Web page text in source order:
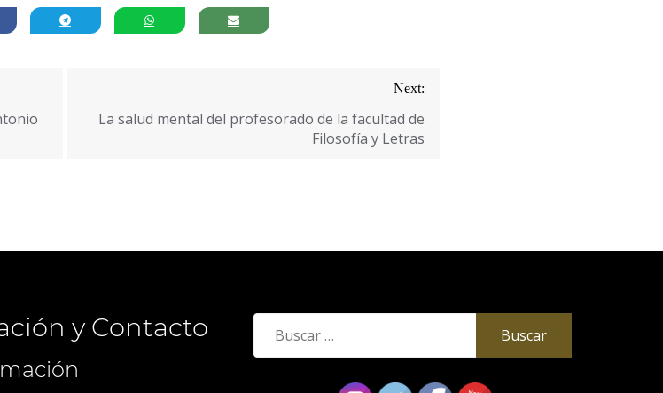
Next:
La salud mental del profesorado de la facultad de
Filosofía y Letras
y Contacto Buscar: